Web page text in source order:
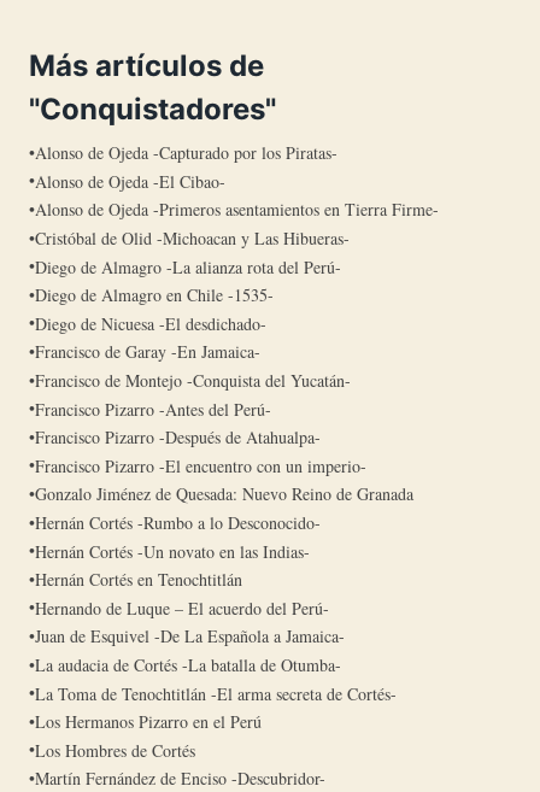
Más artículos de
"Conquistadores"
Alonso de Ojeda -Capturado por los Piratas-
Alonso de Ojeda -El Cibao-
Alonso de Ojeda -Primeros asentamientos en Tierra Firme-
Cristóbal de Olid -Michoacan y Las Hibueras-
Diego de Almagro -La alianza rota del Perú-
Diego de Almagro en Chile -1535-
Diego de Nicuesa -El desdichado-
Francisco de Garay -En Jamaica-
Francisco de Montejo -Conquista del Yucatán-
Francisco Pizarro -Antes del Perú-
Francisco Pizarro -Después de Atahualpa-
Francisco Pizarro -El encuentro con un imperio-
Gonzalo Jiménez de Quesada: Nuevo Reino de Granada
Hernán Cortés -Rumbo a lo Desconocido-
Hernán Cortés -Un novato en las Indias-
Hernán Cortés en Tenochtitlán
Hernando de Luque – El acuerdo del Perú-
Juan de Esquivel -De La Española a Jamaica-
La audacia de Cortés -La batalla de Otumba-
La Toma de Tenochtitlán -El arma secreta de Cortés-
Los Hermanos Pizarro en el Perú
Los Hombres de Cortés
Martín Fernández de Enciso -Descubridor-